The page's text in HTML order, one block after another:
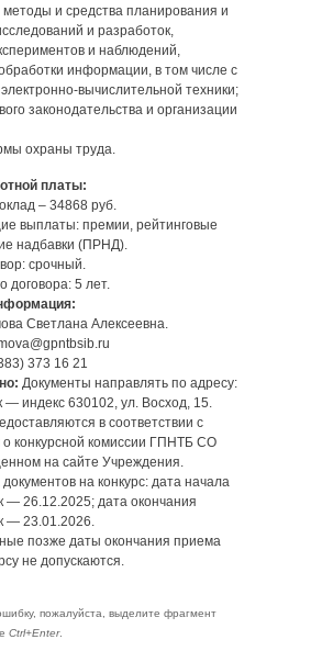
и средства планирования и
и разработок,
и наблюдений,
информации, в том числе с
вычислительной техники;
законодательства и организации
охраны труда.
платы:
– 34868 руб.
выплаты: премии, рейтинговые
надбавки (ПРНД).
срочный.
договора: 5 лет.
Светлана Алексеевна.
373 16 21
Документы направлять по адресу:
— индекс 630102, ул. Восход, 15.
в соответствии с
конкурсной комиссии ГПНТБ СО
на сайте Учреждения.
на конкурс: дата начала
— 26.12.2025; дата окончания
— 23.01.2026.
позже даты окончания приема
не допускаются.
пожалуйста, выделите фрагмент
Ctrl+Enter.